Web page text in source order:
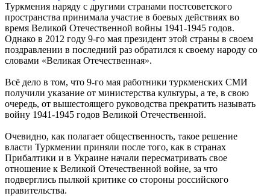
Туркмения наряду с другими странами постсоветского
пространства принимала участие в боевых действиях во
время Великой Отечественной войны 1941-1945 годов.
Однако в 2012 году 9-го мая президент этой страны в своем
поздравлении в последний раз обратился к своему народу со
словами «Великая Отечественная».
Всё дело в том, что 9-го мая работники туркменских СМИ
получили указание от министерства культуры, а те, в свою
очередь, от вышестоящего руководства прекратить называть
войну 1941-1945 годов Великой Отечественной.
Очевидно, как полагает общественность, такое решение
власти Туркмении приняли после того, как в странах
Прибалтики и в Украине начали пересматривать свое
отношение к Великой Отечественной войне, за что
подверглись пылкой критике со стороны российского
правительства.